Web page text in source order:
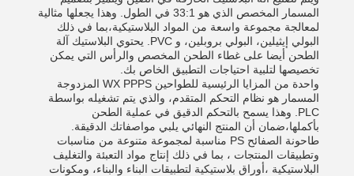
المسمار المخصص الذي هو 33:1 في الطول. وهذا يجعلها مثالية
لمعالجة مجموعة واسعة من المواد البلاستيكية،بما في ذلك
البولي إيثيلين، البولي بروبلين، و PVC. يحتوي البلاستيك آلة
الطحن أيضا على غطاء الطحن المخصص والرأس التي يمكن
تخصيصها لتلبية احتياجات التطبيق الخاص بك.
واحدة من المزايا الرئيسية للطواحين WX PPPS المزدوجة
المسمار هو نظام التحكم المتقدم، والذي يتم تشغيله بواسطة
PLC. وهذا يسمح بالتحكم الدقيق في عملية الطحن
بأكملها،ضمان أن المنتج النهائي يلبي مواصفاتك الدقيقة.
طاحونة الصفائح PS مناسبة لمجموعة متنوعة من مناسبات
وتطبيقات المنتجات ، بما في ذلك إنتاج مواد التعبئة والتغليف
البلاستيكية ،أوراق بلاستيكية لتطبيقات البناء والبناء، ومكونات